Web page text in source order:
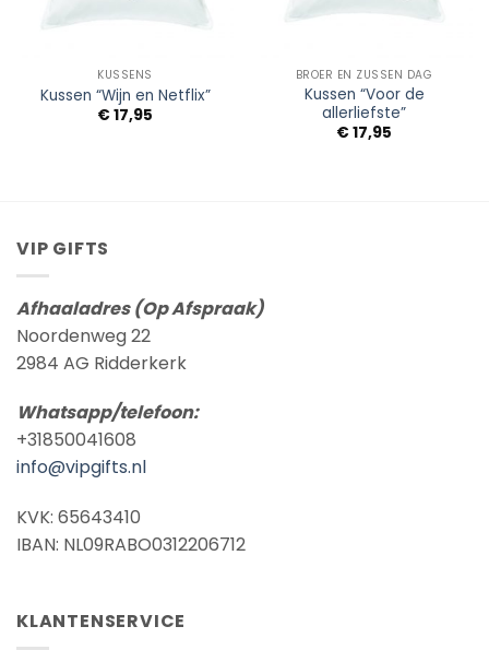
KUSSENS
Kussen “Wijn en Netflix”
€17,95
BROER EN ZUSSEN DAG
Kussen “Voor de
allerliefste”
€17,95
VIP GIFTS
Afhaaladres (Op Afspraak)
Noordenweg 22
2984 AG Ridderkerk
Whatsapp/telefoon:
+31850041608
info@vipgifts.nl
KVK: 65643410
IBAN: NL09RABO0312206712
KLANTENSERVICE